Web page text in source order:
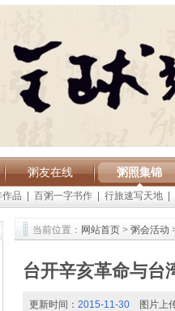
粥友在线 粥照集锦
作品 百粥一字书作 行旅速写天地
当前位置： 网站首页 > 粥会活动
台开辛亥革命与台
更新时间： 2015-11-30 图片上